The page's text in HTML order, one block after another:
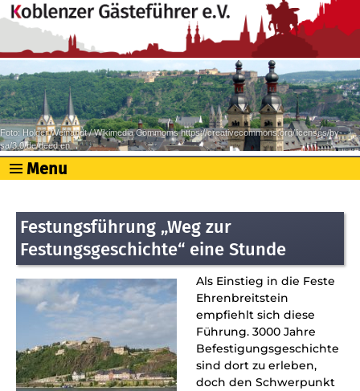
Foto: Holger Weinandt / Wikimedia Commoms https://creativecommons.org/licenses/by-
sa/3.0/de/deed.en
Menu
Festungsführung „Weg zur
Festungsgeschichte“ eine Stunde
Als Einstieg in die Feste
Ehrenbreitstein
empfiehlt sich diese
Führung. 3000 Jahre
Befestigungsgeschichte
sind dort zu erleben,
doch den Schwerpunkt